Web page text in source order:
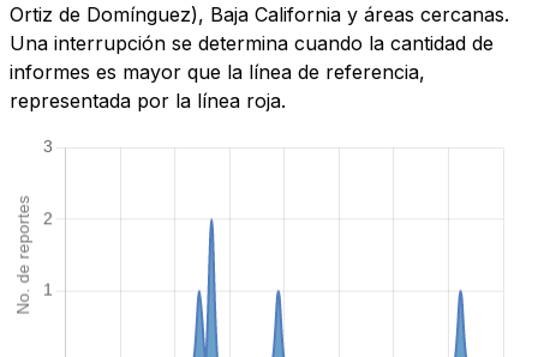
Ortiz de Domínguez), Baja California y áreas cercanas.
Una interrupción se determina cuando la cantidad de
informes es mayor que la línea de referencia,
representada por la línea roja.